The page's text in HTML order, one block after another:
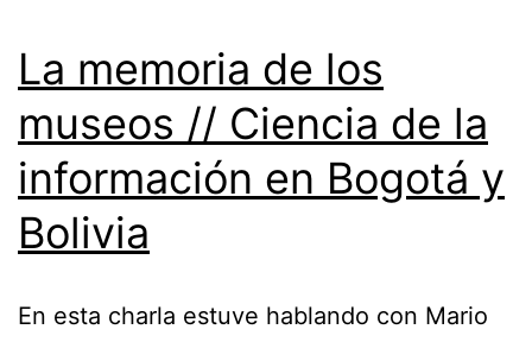
La memoria de los
museos // Ciencia de la
información en Bogotá y
Bolivia
En esta charla estuve hablando con Mario